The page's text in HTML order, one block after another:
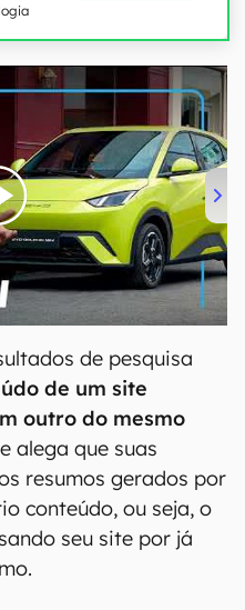
de pesquisa
de um site
outro do mesmo
alega que suas
resumos gerados por
conteúdo, ou seja, o
seu site por já